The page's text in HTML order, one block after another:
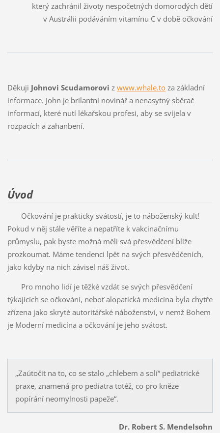
který zachránil životy nespočetných domorodých dětí
v Austrálii podáváním vitamínu C v době očkování
Děkuji Johnovi Scudamorovi z www.whale.toza základní
informace. John je brilantní novinář a nenasytný sběrač
informací, které nutí lékařskou profesi, aby se svíjela v
rozpacích a zahanbení.
Úvod
Očkování je prakticky svátostí, je to náboženský kult!
Pokud v něj stále věříte a nepatříte k vakcinačnímu
průmyslu, pak byste možná měli svá přesvědčení blíže
prozkoumat. Máme tendenci lpět na svých přesvědčeních,
jako kdyby na nich závisel náš život.
Pro mnoho lidí je těžké vzdát se svých přesvědčení
týkajících se očkování, neboť alopatická medicína byla chytře
zřízena jako skryté autoritářské náboženství, v nemž Bohem
je Moderní medicína a očkování je jeho svátost.
„Zaútočit na to, co se stalo „chlebem a solí“ pediatrické
praxe, znamená pro pediatra totéž, co pro kněze
popírání neomylnosti papeže“.
Dr. Robert S. Mendelsohn